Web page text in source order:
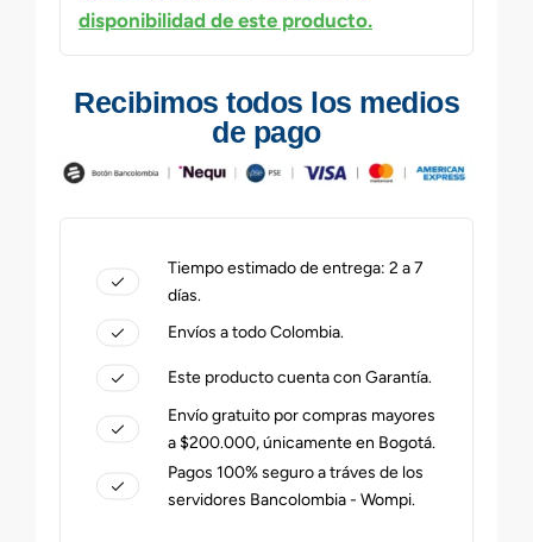
disponibilidad de este producto.
Recibimos todos los medios
de pago
Tiempo estimado de entrega: 2 a 7
días.
Envíos a todo Colombia.
Este producto cuenta con Garantía.
Envío gratuito por compras mayores
a $200.000, únicamente en Bogotá.
Pagos 100% seguro a tráves de los
servidores Bancolombia - Wompi.